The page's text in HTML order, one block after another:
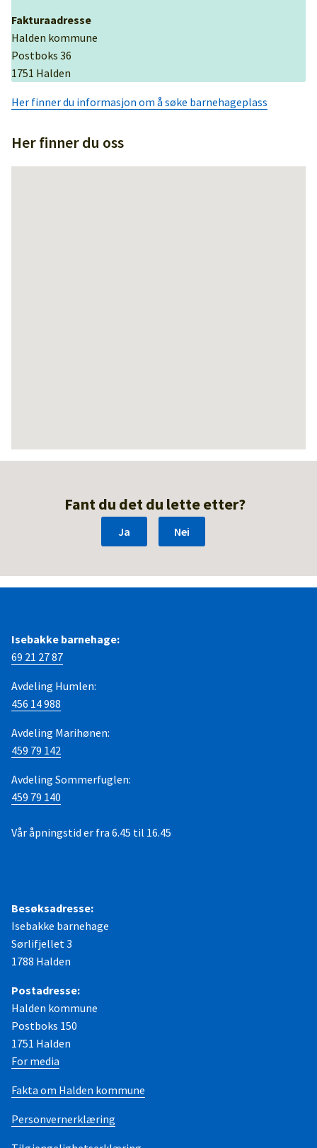
Fakturaadresse
Halden kommune
Postboks 36
1751 Halden
Her finner du informasjon om å søke barnehageplass
Her finner du oss
Fant du det du lette etter?
Ja Nei
Isebakke barnehage:
69 21 27 87
Avdeling Humlen:
456 14 988
Avdeling Marihønen:
459 79 142
Avdeling Sommerfuglen:
459 79 140
Vår åpningstid er fra 6.45 til 16.45
Besøksadresse:
Isebakke barnehage
Sørlifjellet 3
1788 Halden
Postadresse:
Halden kommune
Postboks 150
1751 Halden
For media
Fakta om Halden kommune
Personvernerklæring